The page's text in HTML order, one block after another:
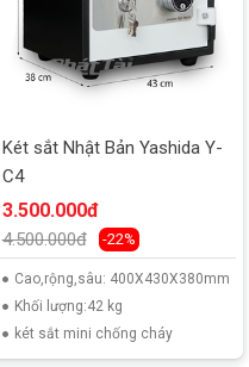
Két sắt Nhật Bản Yashida Y-
C4
3.500.000đ
4.500.000đ -22%
Cao,rộng,sâu: 400X430X380mm
Khối lượng:42 kg
két sắt mini chống cháy